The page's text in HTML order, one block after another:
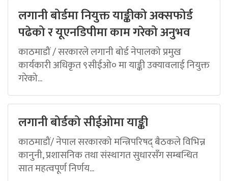
लगानी बोर्डमा नियुक्त याङ्कीको अक्सफोर्ड
पढेको र यूएनडिपीमा काम गरेको अनुभव
काठमाडौं / सरकारले लगानी बोर्ड नेपालको प्रमुख
कार्यकारी अधिकृत ९सीईओ० मा याङ्की उक्यावलाई नियुक्त
गरेको...
लगानी बोर्डको सीईओमा याङ्की
काठमाडौं/ नेपाल सरकारको मन्त्रिपरिषद् बैठकले विभिन्न
कानुनी, प्रशासनिक तथा संस्थागत सुधारसँग सम्बन्धित
सात महत्वपूर्ण निर्णय...